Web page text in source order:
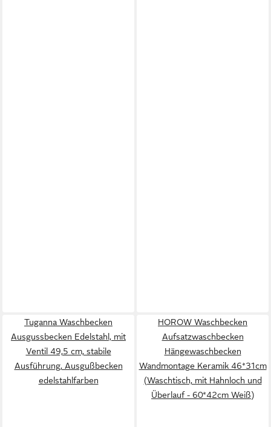
Tuganna Waschbecken
Ausgussbecken Edelstahl, mit
Ventil 49,5 cm, stabile
Ausführung, Ausgußbecken
edelstahlfarben
HOROW Waschbecken
Aufsatzwaschbecken
Hängewaschbecken
Wandmontage Keramik 46*31cm
(Waschtisch, mit Hahnloch und
Überlauf - 60*42cm Weiß)